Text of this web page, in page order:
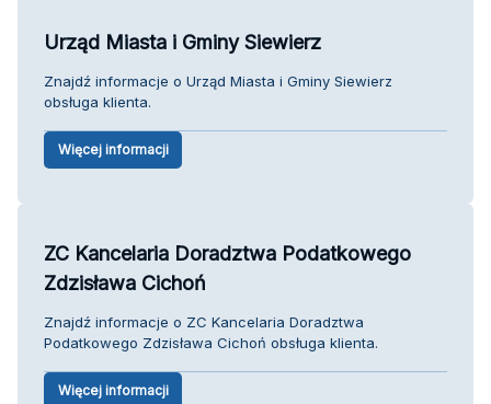
Urząd Miasta i Gminy Siewierz
Znajdź informacje o Urząd Miasta i Gminy Siewierz
obsługa klienta.
Więcej informacji
ZC Kancelaria Doradztwa Podatkowego
Zdzisława Cichoń
Znajdź informacje o ZC Kancelaria Doradztwa
Podatkowego Zdzisława Cichoń obsługa klienta.
Więcej informacji